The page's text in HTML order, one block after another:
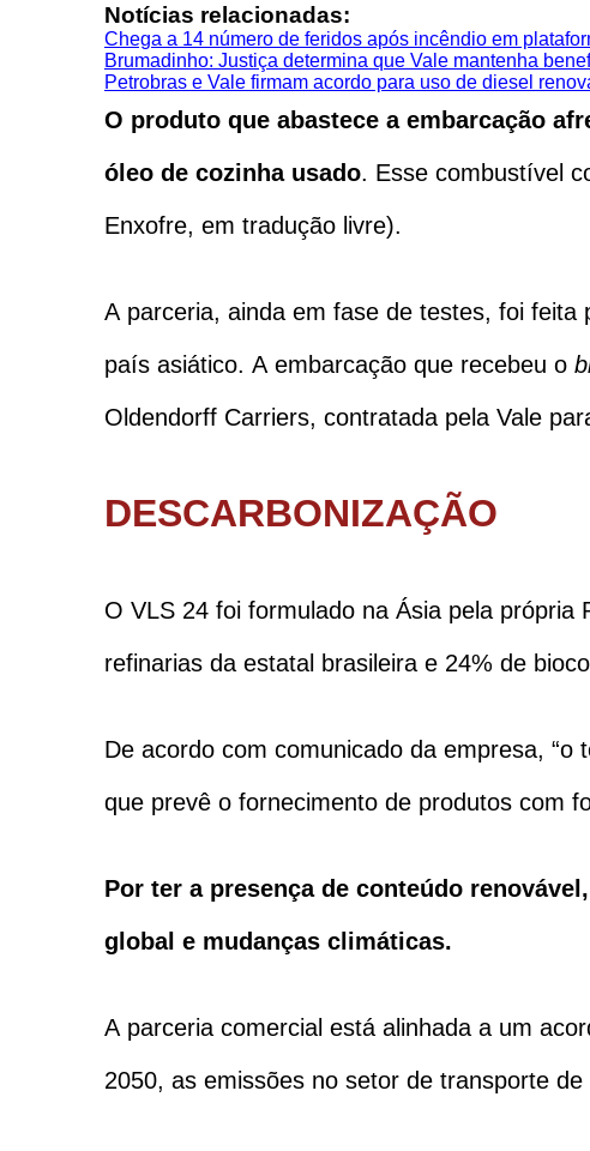
Notícias relacionadas:
Chega a 14 número de feridos após incêndio em
Brumadinho: Justiça determina que Vale mantenha
Petrobras e Vale firmam acordo para uso de diesel
O produto que abastece a embarcação
óleo de cozinha usado. Esse combustível
Enxofre, em tradução livre).
A parceria, ainda em fase de testes, foi feita
país asiático. A embarcação que recebeu o
Oldendorff Carriers, contratada pela Vale
DESCARBONIZAÇÃO
O VLS 24 foi formulado na Ásia pela
refinarias da estatal brasileira e 24% de
De acordo com comunicado da empresa, “o
que prevê o fornecimento de produtos com
Por ter a presença de conteúdo
global e mudanças climáticas.
A parceria comercial está alinhada a um
2050, as emissões no setor de transporte